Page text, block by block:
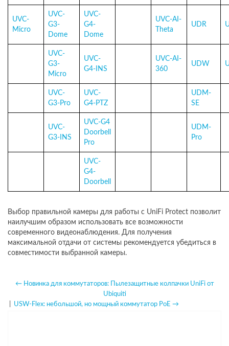
UVC-
Micro
UVC-
G3-
Dome
UVC-
G4-
Dome
UVC-AI-
Theta
UDR
UVC-
G3-
Micro
UVC-
G4-INS
UVC-AI-
360
UDW
UVC-
G3-Pro
UVC-
G4-PTZ
UDM-
SE
UVC-
G3-INS
UVC-G4
Doorbell
Pro
UDM-
Pro
UVC-
G4-
Doorbell
Выбор правильной камеры для работы с UniFi Protect позволит
наилучшим образом использовать все возможности
современного видеонаблюдения. Для получения
максимальной отдачи от системы рекомендуется убедиться в
совместимости выбранной камеры.
← Новинка для коммутаторов: Пылезащитные колпачки UniFi от
Ubiquiti
USW-Flex: небольшой, но мощный коммутатор PoE →